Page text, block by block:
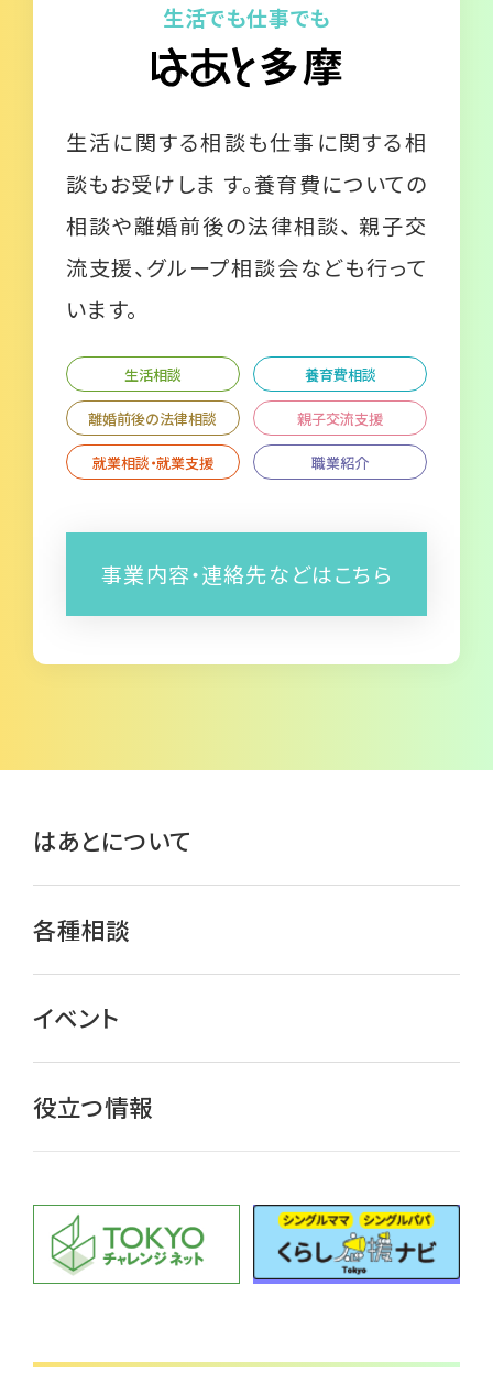
生活でも仕事でも
生活に関する相談も仕事に関する相
談もお受けしま す。養育費についての
相談や離婚前後の法律相談、 親子交
流支援、グループ相談会なども行って
います。
生活相談 養育費相談
離婚前後の法律相談 親子交流支援
就業相談・就業支援 職業紹介
事業内容・連絡先などはこちら
はあとについて
各種相談
イベント
役立つ情報